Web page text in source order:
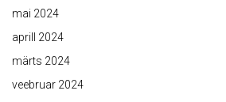
mai 2024
aprill 2024
märts 2024
veebruar 2024